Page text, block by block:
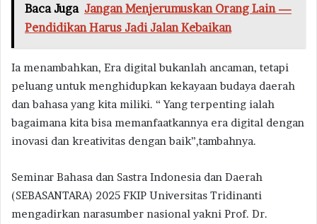
Baca Juga Jangan Menjerumuskan Orang Lain —
Pendidikan Harus Jadi Jalan Kebaikan
Ia menambahkan, Era digital bukanlah ancaman, tetapi
peluang untuk menghidupkan kekayaan budaya daerah
dan bahasa yang kita miliki. “ Yang terpenting ialah
bagaimana kita bisa memanfaatkannya era digital dengan
inovasi dan kreativitas dengan baik”,tambahnya.
Seminar Bahasa dan Sastra Indonesia dan Daerah
(SEBASANTARA) 2025 FKIP Universitas Tridinanti
mengadirkan narasumber nasional yakni Prof. Dr.